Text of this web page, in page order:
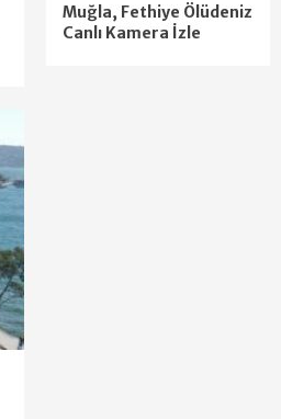
Muğla, Fethiye Ölüdeniz
Canlı Kamera İzle